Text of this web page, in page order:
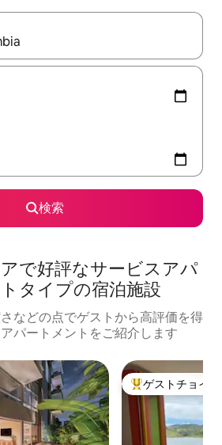
ら、上下の矢印キーを使って移動するか
検索
で好評なサービスアパ
タイプの宿泊施設
などの点でゲストから高評価を得
パートメントをご紹介します
大好評のゲスト
ゲストチョイス